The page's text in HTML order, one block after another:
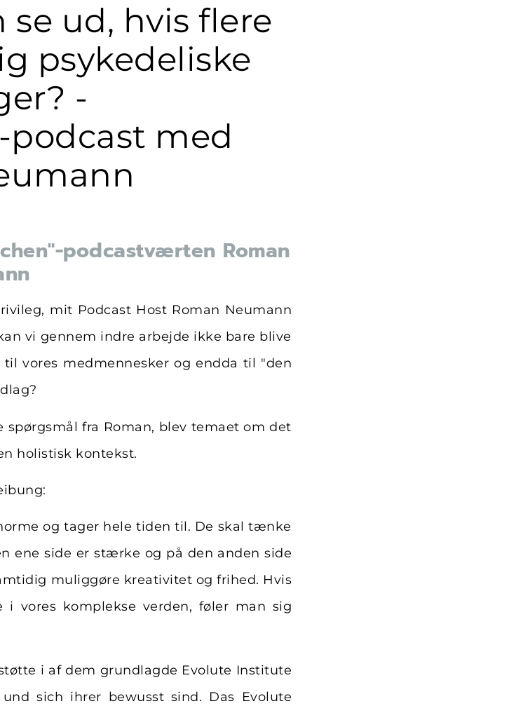
se ud, hvis flere
psykedeliske
-
podcast med
podcastværten Roman
mit Podcast Host Roman Neumann
vi gennem indre arbejde ikke bare blive
vores medmennesker og endda til "den
fra Roman, blev temaet om det
holistisk kontekst.
og tager hele tiden til. De skal tænke
ene side er stærke og på den anden side
muliggøre kreativitet og frihed. Hvis
vores komplekse verden, føler man sig
i af dem grundlagde Evolute Institute
sich ihrer bewusst sind. Das Evolute